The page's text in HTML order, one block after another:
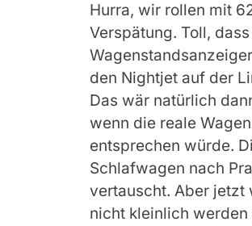
Hurra, wir rollen mit
Verspätung. Toll,
den Nightjet auf der
Das wär natürlich
wenn die reale
entsprechen würde.
Schlafwagen nach
vertauscht. Aber jetzt
nicht kleinlich